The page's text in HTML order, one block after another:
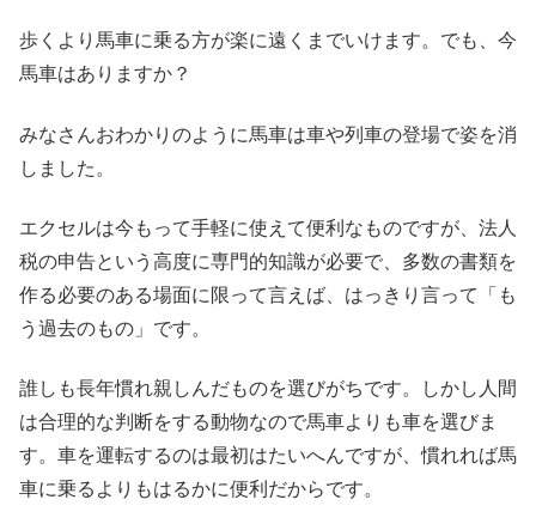
歩くより馬車に乗る方が楽に遠くまでいけます。でも、今
馬車はありますか？
みなさんおわかりのように馬車は車や列車の登場で姿を消
しました。
エクセルは今もって手軽に使えて便利なものですが、法人
税の申告という高度に専門的知識が必要で、多数の書類を
作る必要のある場面に限って言えば、はっきり言って「も
う過去のもの」です。
誰しも長年慣れ親しんだものを選びがちです。しかし人間
は合理的な判断をする動物なので馬車よりも車を選びま
す。車を運転するのは最初はたいへんですが、慣れれば馬
車に乗るよりもはるかに便利だからです。